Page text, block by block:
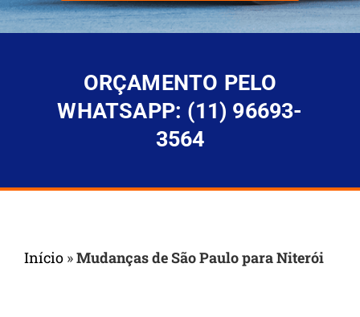
ORÇAMENTO PELO
WHATSAPP: (11) 96693-
3564
Início »Mudanças de São Paulo para Niterói